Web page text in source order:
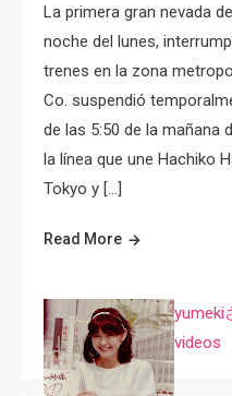
La primera gran nevada
noche del lunes,
trenes en la zona
Co. suspendió
de las 5:50 de la mañana
la línea que une Hachiko
Tokyo y […]
Read More
yumeki
videos